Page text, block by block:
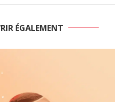
ÉGALEMENT